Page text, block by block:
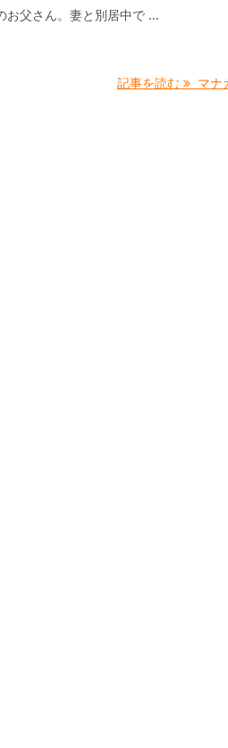
お父さん。妻と別居中で ...
記事を読む マナ